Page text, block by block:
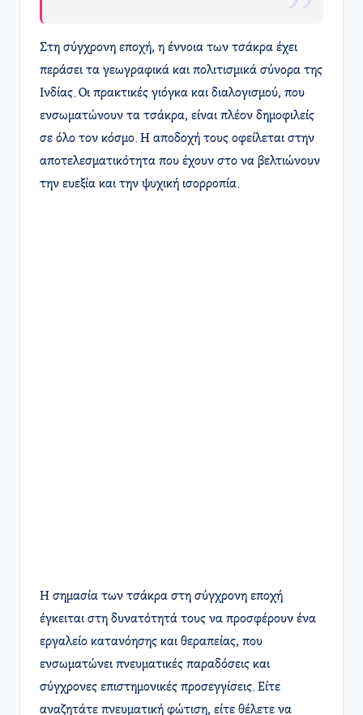
Στη σύγχρονη εποχή, η έννοια των τσάκρα έχει
περάσει τα γεωγραφικά και πολιτισμικά σύνορα της
Ινδίας. Οι πρακτικές γιόγκα και διαλογισμού, που
ενσωματώνουν τα τσάκρα, είναι πλέον δημοφιλείς
σε όλο τον κόσμο. Η αποδοχή τους οφείλεται στην
αποτελεσματικότητα που έχουν στο να βελτιώνουν
την ευεξία και την ψυχική ισορροπία.
Η σημασία των τσάκρα στη σύγχρονη εποχή
έγκειται στη δυνατότητά τους να προσφέρουν ένα
εργαλείο κατανόησης και θεραπείας, που
ενσωματώνει πνευματικές παραδόσεις και
σύγχρονες επιστημονικές προσεγγίσεις. Είτε
αναζητάτε πνευματική φώτιση, είτε θέλετε να